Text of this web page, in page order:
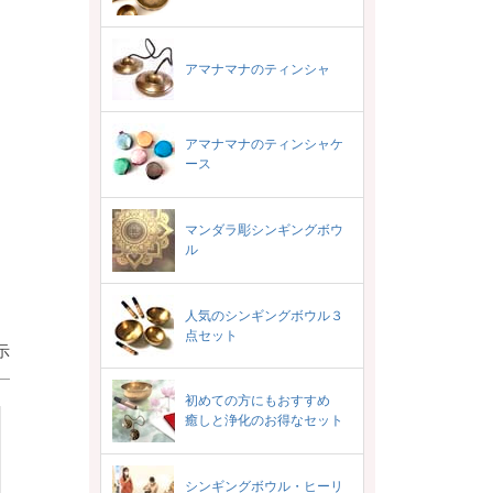
アマナマナのティンシャ
アマナマナのティンシャケ
ース
マンダラ彫シンギングボウ
ル
人気のシンギングボウル３
点セット
初めての方にもおすすめ
癒しと浄化のお得なセット
シンギングボウル・ヒーリ